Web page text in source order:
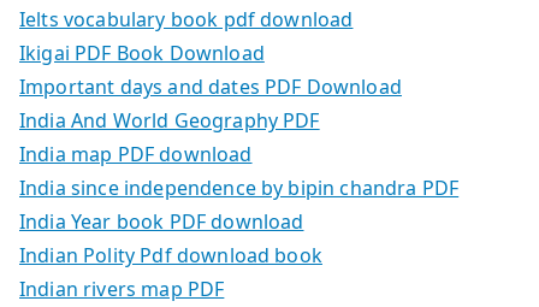
Ielts vocabulary book pdf download
Ikigai PDF Book Download
Important days and dates PDF Download
India And World Geography PDF
India map PDF download
India since independence by bipin chandra PDF
India Year book PDF download
Indian Polity Pdf download book
Indian rivers map PDF